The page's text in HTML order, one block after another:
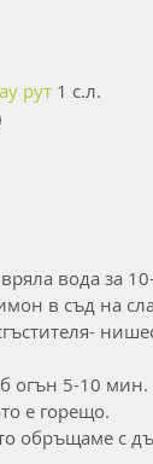
рут 1 с.л.
вода за
в съд на
огън 5-10 мин.
е горещо.
обръщаме с